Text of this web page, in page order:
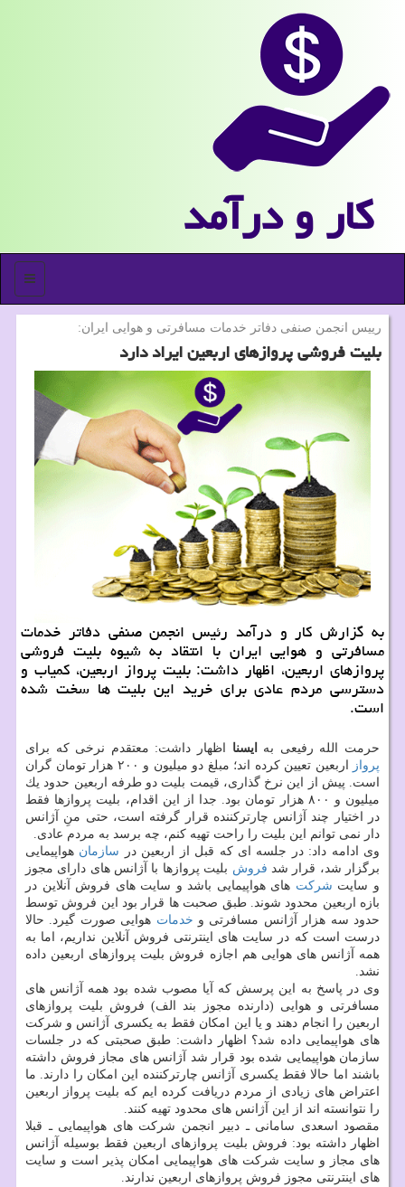
كار و درآمد
منو
رییس انجمن صنفی دفاتر خدمات مسافرتی و هوایی ایران:
بلیت فروشی پروازهای اربعین ایراد دارد
به گزارش كار و درآمد رئیس انجمن صنفی دفاتر خدمات
مسافرتی و هوایی ایران با انتقاد به شیوه بلیت فروشی
پروازهای اربعین، اظهار داشت: بلیت پرواز اربعین، كمیاب و
دسترسی مردم عادی برای خرید این بلیت ها سخت شده
است.
حرمت الله رفیعی به ایسنا اظهار داشت: معتقدم نرخی كه برای
پرواز
اربعین تعیین كرده اند؛ مبلغ دو میلیون و ۲۰۰ هزار تومان گران
است. پیش از این نرخ گذاری، قیمت بلیت دو طرفه اربعین حدود یك
میلیون و ۸۰۰ هزار تومان بود. جدا از این اقدام، بلیت پروازها فقط
در اختیار چند آژانس چارتركننده قرار گرفته است، حتی منِ آژانس
دار نمی توانم این بلیت را راحت تهیه كنم، چه برسد به مردم عادی.
وی ادامه داد: در جلسه ای كه قبل از اربعین در سازمان هواپیمایی
برگزار شد، قرار شد فروش بلیت پروازها با آژانس های دارای مجوز
و سایت شركت های هواپیمایی باشد و سایت های فروش آنلاین در
بازه اربعین محدود شوند. طبق صحبت ها قرار بود این فروش توسط
حدود سه هزار آژانس مسافرتی و خدمات هوایی صورت گیرد. حالا
درست است كه در سایت های اینترنتی فروش آنلاین نداریم، اما به
همه آژانس های هوایی هم اجازه فروش بلیت پروازهای اربعین داده
نشد.
وی در پاسخ به این پرسش كه آیا مصوب شده بود همه آژانس های
مسافرتی و هوایی (دارنده مجوز بند الف) فروش بلیت پروازهای
اربعین را انجام دهند و یا این امكان فقط به یكسری آژانس و شركت
های هواپیمایی داده شد؟ اظهار داشت: طبق صحبتی كه در جلسات
سازمان هواپیمایی شده بود قرار شد آژانس های مجاز فروش داشته
باشند اما حالا فقط یكسری آژانس چارتركننده این امكان را دارند. ما
اعتراض های زیادی از مردم دریافت كرده ایم كه بلیت پرواز اربعین
را نتوانسته اند از این آژانس های محدود تهیه كنند.
مقصود اسعدی سامانی ـ دبیر انجمن شركت های هواپیمایی ـ قبلا
اظهار داشته بود: فروش بلیت پروازهای اربعین فقط بوسیله آژانس
های مجاز و سایت شركت های هواپیمایی امكان پذیر است و سایت
های اینترنتی مجوز فروش پروازهای اربعین ندارند.